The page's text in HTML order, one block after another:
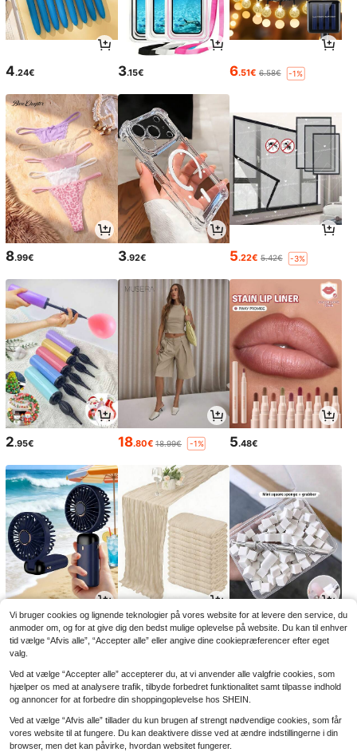
4.24€ 3.15€ 6.51€ 6.58€ -1%
8.99€ 3.92€ 5.22€ 5.42€ -3%
2.95€ 18.80€ 18.99€ -1% 5.48€
3.15€ 3.28€ 2.88€
Vi bruger cookies og lignende teknologier på vores website for at levere den service, du
anmoder om, og for at give dig den bedst mulige oplevelse på website. Du kan til enhver
tid vælge “Afvis alle”, “Accepter alle” eller angive dine cookiepræferencer efter eget
valg.
Ved at vælge “Accepter alle” accepterer du, at vi anvender alle valgfrie cookies, som
hjælper os med at analysere trafik, tilbyde forbedret funktionalitet samt tilpasse indhold
og annoncer for at forbedre din shoppingoplevelse hos SHEIN.
Ved at vælge “Afvis alle” tillader du kun brugen af strengt nødvendige cookies, som får
vores website til at fungere. Du kan deaktivere disse ved at ændre indstillingerne i din
browser, men det kan påvirke, hvordan websitet fungerer.